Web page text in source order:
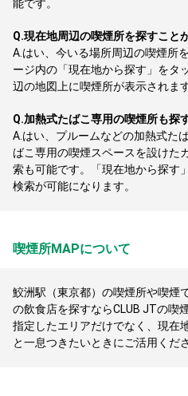
能です。
Q.現在地周辺の喫煙所を探すこと
A. はい、今いる場所周辺の喫煙所
ージ内の「現在地から探す」をタ
辺の地図上に喫煙所が表示されます
Q.加熱式たばこ専用の喫煙所も探
A. はい、プルームなどの加熱式た
ばこ専用の喫煙スペースを設けた
索も可能です。「現在地から探す
検索が可能になります。
喫煙所MAPについて
鮫洲駅（東京都）の喫煙所や喫煙
の飲食店を探すならCLUB JTの喫
指定したエリアだけでなく、現在
と一息つきたいときにご活用くださ